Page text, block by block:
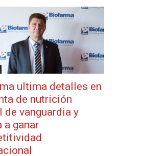
ultima detalles en
de nutrición
de vanguardia y
a ganar